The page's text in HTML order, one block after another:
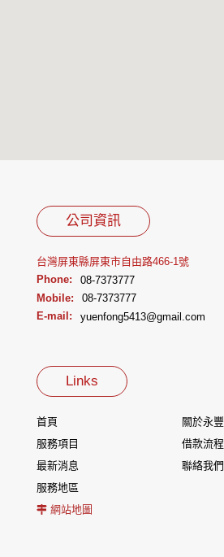
公司資訊
台灣屏東縣屏東市自由路466-1號
Phone:
08-7373777
Mobile:
08-7373777
E-mail:
yuenfong5413@gmail.com
Links
首頁
關於永豐
服務項目
借款流程
最新消息
聯絡我們
服務地區
網站地圖